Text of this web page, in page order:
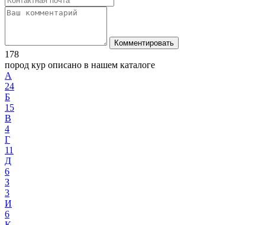
Комментировать
178
пород кур описано в нашем каталоге
А
24
Б
15
В
4
Г
11
Д
6
З
3
И
6